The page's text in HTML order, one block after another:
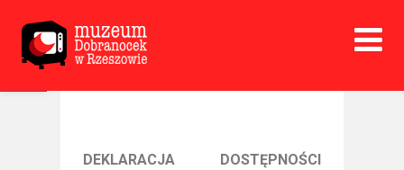
Open toolbar
DEKLARACJA DOSTĘPNOŚCI